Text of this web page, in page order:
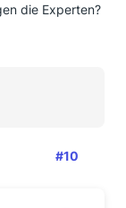
die Experten?
#10